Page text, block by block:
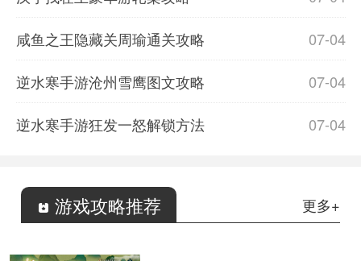
07-04
咸鱼之王隐藏关周瑜通关攻略
07-04
逆水寒手游沧州雪鹰图文攻略
07-04
逆水寒手游狂发一怒解锁方法
游戏攻略推荐 更多+